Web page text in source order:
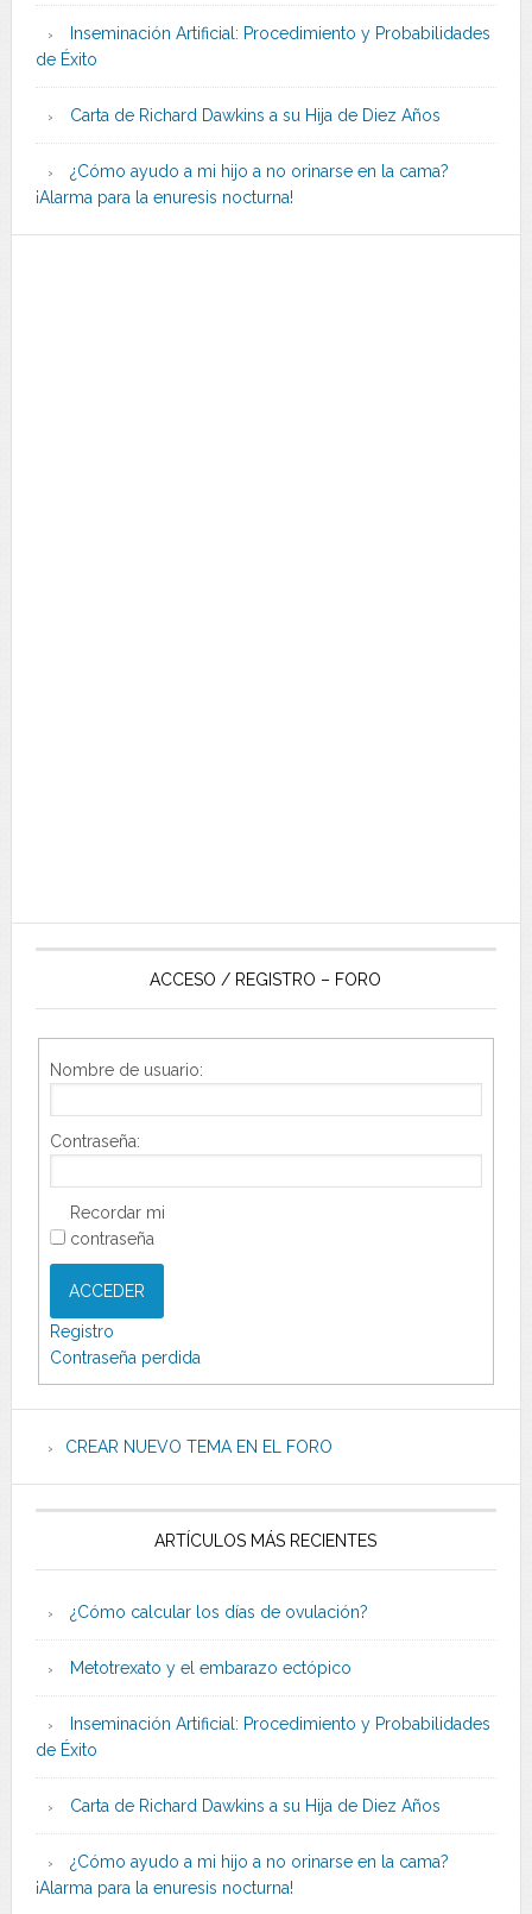
Inseminación Artificial: Procedimiento y Probabilidades
de Éxito
Carta de Richard Dawkins a su Hija de Diez Años
¿Cómo ayudo a mi hijo a no orinarse en la cama?
¡Alarma para la enuresis nocturna!
ACCESO / REGISTRO – FORO
Nombre de usuario:
Contraseña:
Recordar mi
contraseña
ACCEDER
Registro
Contraseña perdida
CREAR NUEVO TEMA EN EL FORO
ARTÍCULOS MÁS RECIENTES
¿Cómo calcular los días de ovulación?
Metotrexato y el embarazo ectópico
Inseminación Artificial: Procedimiento y Probabilidades
de Éxito
Carta de Richard Dawkins a su Hija de Diez Años
¿Cómo ayudo a mi hijo a no orinarse en la cama?
¡Alarma para la enuresis nocturna!